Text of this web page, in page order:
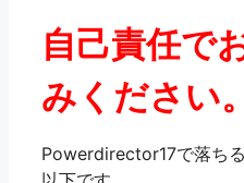
自己責任で
みください。
Powerdirector17で落ち